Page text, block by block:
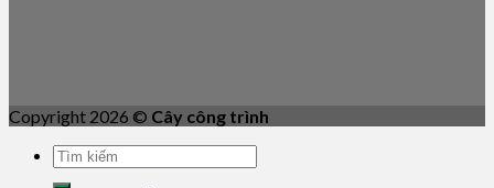
Copyright 2026 © Cây công trình